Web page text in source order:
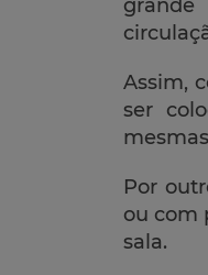
Assim,
ser
Por
ou com
sala.